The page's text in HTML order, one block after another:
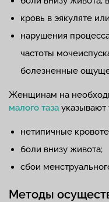
кровь в эякуляте
нарушения
частоты
болезненные
Женщинам на
малого таза указывают
нетипичные
боли внизу живота;
сбои
Методы